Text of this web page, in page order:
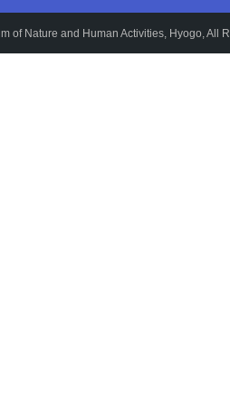
of Nature and Human Activities, Hyogo, All